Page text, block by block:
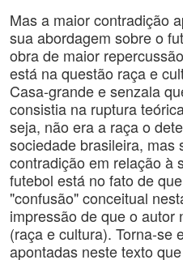
Mas a maior contradição
sua abordagem sobre o
obra de maior
está na questão raça e
Casa-grande e senzala
consistia na ruptura
seja, não era a raça o
sociedade brasileira, mas
contradição em relação à
futebol está no fato de
"confusão" conceitual
impressão de que o autor
(raça e cultura). Torna-se
apontadas neste texto